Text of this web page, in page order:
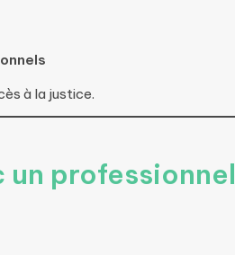
à la justice.
professionnel